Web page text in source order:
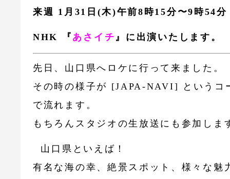
来週 1月31日(木)午前8時15分〜9時54分
NHK 『 あさイチ 』に出演いたします。
先日、山口県へロケに行って来ました。
その時の様子が [JAPA-NAVI] というコ
で流れます。
もちろんスタジオの生放送にも参加しま
山口県といえば！
有名な海の幸、絶景スポット、様々な魅